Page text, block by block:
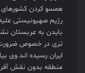
همسو کردن کشورهای
رژیم صهیونیستی
بایدن به عربستان
تری در خصوص
ایران رسیده اند.وی
منطقه بدون نقش